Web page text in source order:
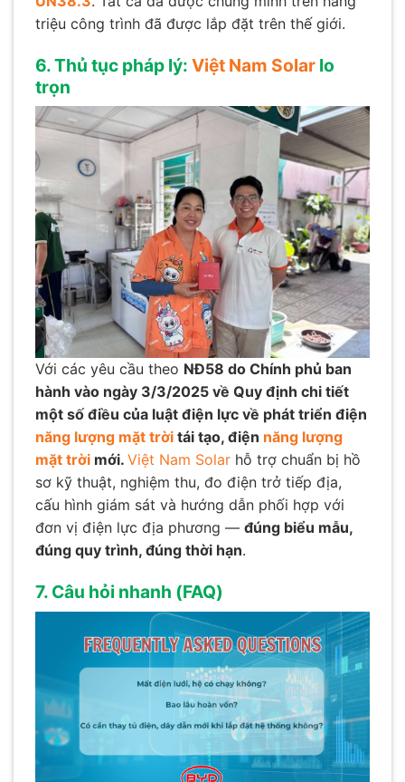
triệu công trình đã được lắp đặt trên thế giới.
6. Thủ tục pháp lý: Việt Nam Solar lo
trọn
Với các yêu cầu theo NĐ58 do Chính phủ ban
hành vào ngày 3/3/2025 về Quy định chi tiết
một số điều của luật điện lực về phát triển điện
năng lượng mặt trời tái tạo, điện năng lượng
mặt trời mới. Việt Nam Solar hỗ trợ chuẩn bị hồ
sơ kỹ thuật, nghiệm thu, đo điện trở tiếp địa,
cấu hình giám sát và hướng dẫn phối hợp với
đơn vị điện lực địa phương — đúng biểu mẫu,
đúng quy trình, đúng thời hạn.
7. Câu hỏi nhanh (FAQ)